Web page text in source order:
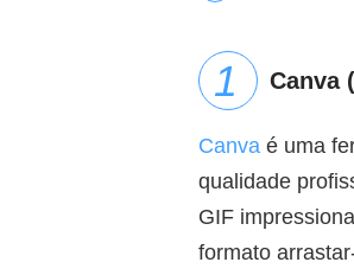
Canva
Canva é uma
qualidade
GIF
formato